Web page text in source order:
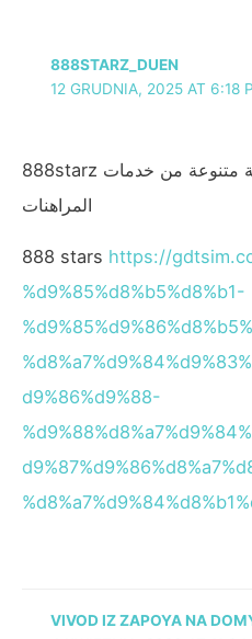
888STARZ_DUEN
12 GRUDNIA, 2025 AT 6:18
888starz هو منصة شهيرة تقدم مجموعة متنوعة من خدمات
المراهنات
888 stars https://
%d9%85%d8%b5%d8%b1-
d9%86%d9%88-
VIVOD IZ ZAPOYA NA